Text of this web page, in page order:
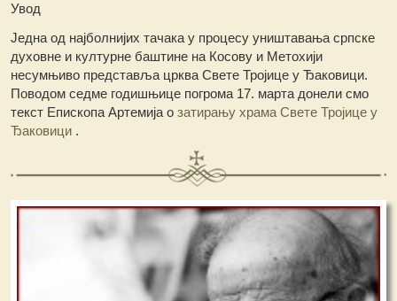
Увод
Једна од најболнијих тачака у процесу уништавања српске
духовне и културне баштине на Косову и Метохији
несумњиво представља црква Свете Тројице у Ђаковици.
Поводом седме годишњице погрома 17. марта донели смо
текст Епископа Артемија озатирању храма Свете Тројице у
Ђаковици .